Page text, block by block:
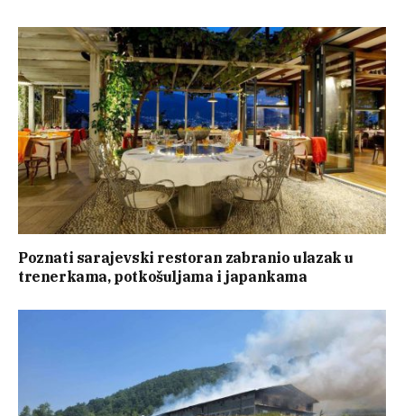
Poznati sarajevski restoran zabranio ulazak u
trenerkama, potkošuljama i japankama